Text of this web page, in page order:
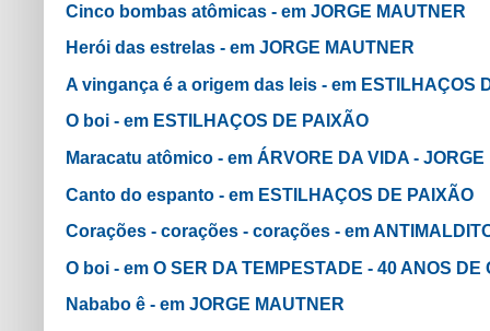
Cinco bombas atômicas - em JORGE MAUTNER
Herói das estrelas - em JORGE MAUTNER
A vingança é a origem das leis - em ESTILHAÇOS
O boi - em ESTILHAÇOS DE PAIXÃO
Maracatu atômico - em ÁRVORE DA VIDA -
Canto do espanto - em ESTILHAÇOS DE PAIXÃO
Corações - corações - corações - em
O boi - em O SER DA TEMPESTADE - 40 ANOS DE
Nababo ê - em JORGE MAUTNER